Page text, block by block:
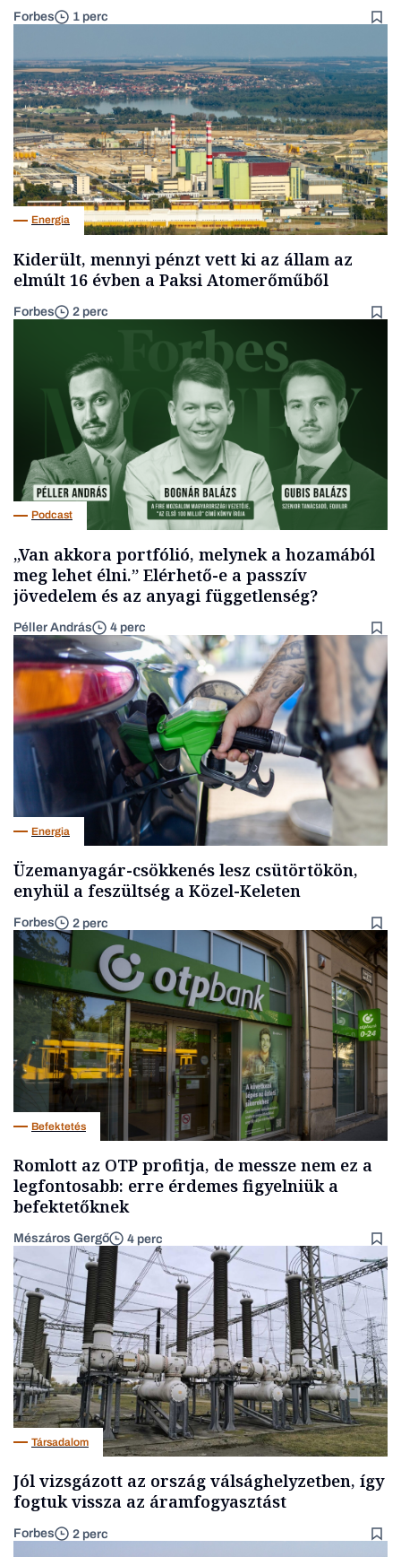
Forbes 1 perc
Energia
Kiderült, mennyi pénzt vett ki az állam az
elmúlt 16 évben a Paksi Atomerőműből
Forbes 2 perc
Podcast
„Van akkora portfólió, melynek a hozamából
meg lehet élni.” Elérhető-e a passzív
jövedelem és az anyagi függetlenség?
Péller András 4 perc
Energia
Üzemanyagár-csökkenés lesz csütörtökön,
enyhül a feszültség a Közel-Keleten
Forbes 2 perc
Befektetés
Romlott az OTP profitja, de messze nem ez a
legfontosabb: erre érdemes figyelniük a
befektetőknek
Mészáros Gergő 4 perc
Társadalom
Jól vizsgázott az ország válsághelyzetben, így
fogtuk vissza az áramfogyasztást
Forbes 2 perc